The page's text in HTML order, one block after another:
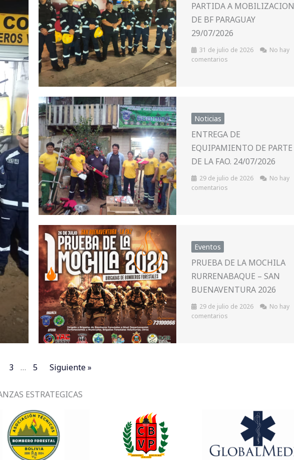
PARTIDA A MOBILIZACION
DE BF PARAGUAY
29/07/2026
31 de julio de 2026
No hay
comentarios
Noticias
ENTREGA DE
EQUIPAMIENTO DE PARTE
DE LA FAO. 24/07/2026
29 de julio de 2026
No hay
comentarios
Eventos
PRUEBA DE LA MOCHILA
RURRENABAQUE – SAN
BUENAVENTURA 2026
29 de julio de 2026
No hay
comentarios
3 … 5 Siguiente »
ESTRATEGICAS